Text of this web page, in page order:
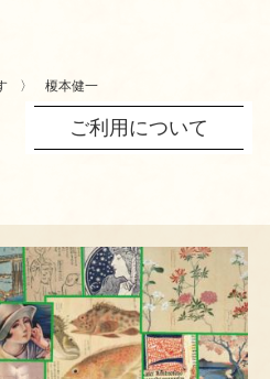
榎本健一
ご利用について